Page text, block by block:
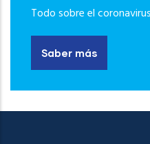
Todo sobre el
Saber más